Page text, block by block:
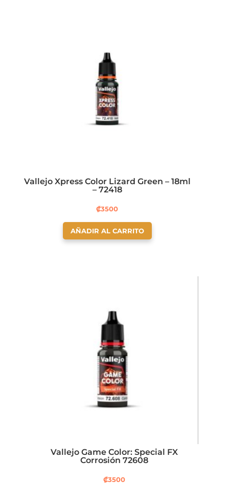
Vallejo Xpress Color Lizard Green – 18ml
– 72418
₡3500
AÑADIR AL CARRITO
Vallejo Game Color: Special FX
Corrosión 72608
₡3500